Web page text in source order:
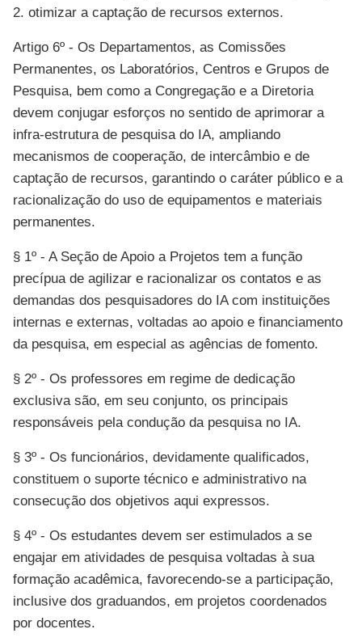
2. otimizar a captação de recursos externos.
Artigo 6º - Os Departamentos, as Comissões
Permanentes, os Laboratórios, Centros e Grupos de
Pesquisa, bem como a Congregação e a Diretoria
devem conjugar esforços no sentido de aprimorar a
infra-estrutura de pesquisa do IA, ampliando
mecanismos de cooperação, de intercâmbio e de
captação de recursos, garantindo o caráter público e a
racionalização do uso de equipamentos e materiais
permanentes.
§ 1º - A Seção de Apoio a Projetos tem a função
precípua de agilizar e racionalizar os contatos e as
demandas dos pesquisadores do IA com instituições
internas e externas, voltadas ao apoio e financiamento
da pesquisa, em especial as agências de fomento.
§ 2º - Os professores em regime de dedicação
exclusiva são, em seu conjunto, os principais
responsáveis pela condução da pesquisa no IA.
§ 3º - Os funcionários, devidamente qualificados,
constituem o suporte técnico e administrativo na
consecução dos objetivos aqui expressos.
§ 4º - Os estudantes devem ser estimulados a se
engajar em atividades de pesquisa voltadas à sua
formação acadêmica, favorecendo-se a participação,
inclusive dos graduandos, em projetos coordenados
por docentes.